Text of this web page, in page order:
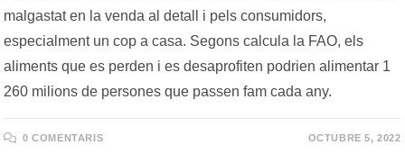
malgastat en la venda al detall i pels consumidors,
especialment un cop a casa. Segons calcula la FAO, els
aliments que es perden i es desaprofiten podrien alimentar 1
260 milions de persones que passen fam cada any.
0 COMENTARIS OCTUBRE 5, 2022